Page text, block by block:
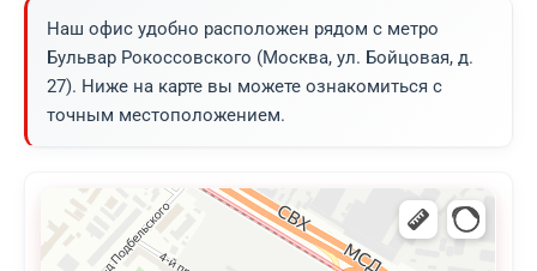
Наш офис удобно расположен рядом с метро
Бульвар Рокоссовского (Москва, ул. Бойцовая, д.
27). Ниже на карте вы можете ознакомиться с
точным местоположением.